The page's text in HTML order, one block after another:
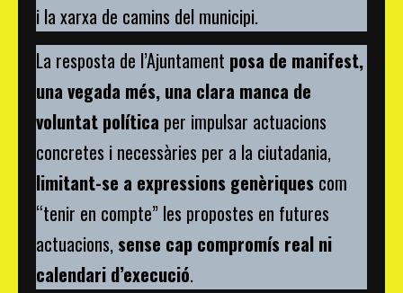
i la xarxa de camins del municipi.
La resposta de l’Ajuntament posa de manifest,
una vegada més, una clara manca de
voluntat política per impulsar actuacions
concretes i necessàries per a la ciutadania,
limitant-se a expressions genèriques com
“tenir en compte” les propostes en futures
actuacions, sense cap compromís real ni
calendari d’execució.